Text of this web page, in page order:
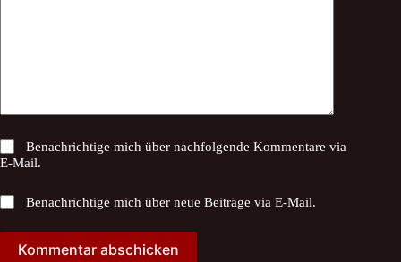
Benachrichtige mich über nachfolgende Kommentare via
E-Mail.
Benachrichtige mich über neue Beiträge via E-Mail.
Kommentar abschicken